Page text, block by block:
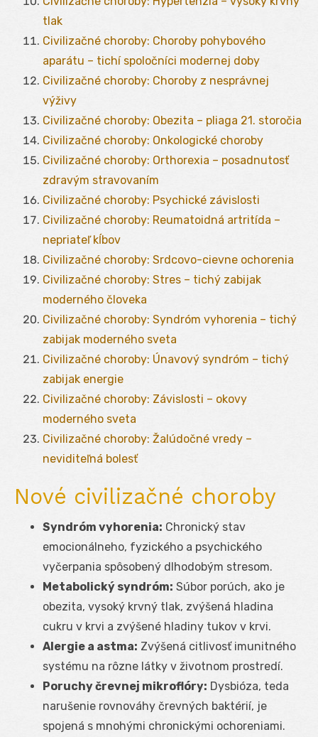
tlak
Civilizačné choroby: Choroby pohybového
aparátu – tichí spoločníci modernej doby
Civilizačné choroby: Choroby z nesprávnej
výživy
Civilizačné choroby: Obezita – pliaga 21. storočia
Civilizačné choroby: Onkologické choroby
Civilizačné choroby: Orthorexia – posadnutosť
zdravým stravovaním
Civilizačné choroby: Psychické závislosti
Civilizačné choroby: Reumatoidná artritída –
nepriateľ kĺbov
Civilizačné choroby: Srdcovo-cievne ochorenia
Civilizačné choroby: Stres – tichý zabijak
moderného človeka
Civilizačné choroby: Syndróm vyhorenia – tichý
zabijak moderného sveta
Civilizačné choroby: Únavový syndróm – tichý
zabijak energie
Civilizačné choroby: Závislosti – okovy
moderného sveta
Civilizačné choroby: Žalúdočné vredy –
neviditeľná bolesť
Nové civilizačné choroby
Syndróm vyhorenia: Chronický stav
emocionálneho, fyzického a psychického
vyčerpania spôsobený dlhodobým stresom.
Metabolický syndróm: Súbor porúch, ako je
obezita, vysoký krvný tlak, zvýšená hladina
cukru v krvi a zvýšené hladiny tukov v krvi.
Alergie a astma: Zvýšená citlivosť imunitného
systému na rôzne látky v životnom prostredí.
Poruchy črevnej mikroflóry: Dysbióza, teda
narušenie rovnováhy črevných baktérií, je
spojená s mnohými chronickými ochoreniami.